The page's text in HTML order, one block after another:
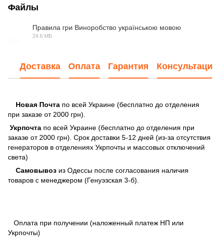
Файлы
Правила гри Виноробство українською мовою
24.6 МБ
Доставка Оплата Гарантия Консультация
Новая Почта по всей Украине (бесплатно до отделения
при заказе от 2000 грн).
Укрпочта по всей Украине (бесплатно до отделения при
заказе от 2000 грн). Срок доставки 5-12 дней (из-за отсутствия
генераторов в отделениях Укрпочты и массовых отключений
света)
Самовывоз из Одессы после согласования наличия
товаров с менеджером (Генуэзская 3-б).
Оплата при получении (наложенный платеж НП или
Укрпочты)